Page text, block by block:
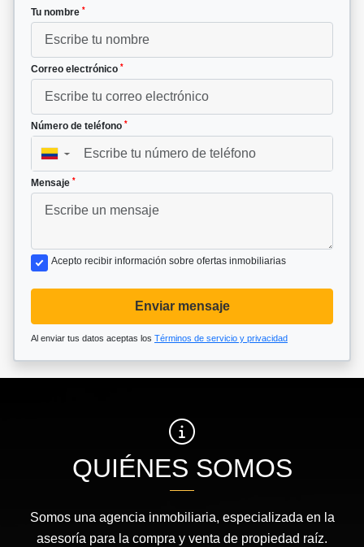
Tu nombre *
Correo electrónico *
Número de teléfono *
▼
Mensaje *
Acepto recibir información sobre ofertas inmobiliarias
Enviar mensaje
Al enviar tus datos aceptas los Términos de servicio y privacidad
QUIÉNES SOMOS
Somos una agencia inmobiliaria, especializada en la
asesoría para la compra y venta de propiedad raíz.